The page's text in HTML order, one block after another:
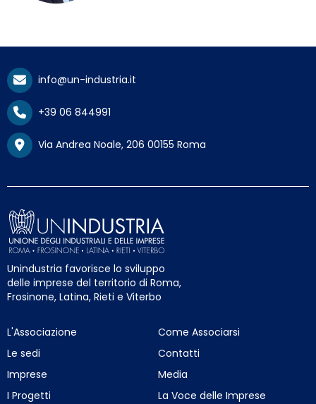
info@un-industria.it
+39 06 844991
Via Andrea Noale, 206 00155 Roma
Unindustria favorisce lo sviluppo
delle imprese del territorio di Roma,
Frosinone, Latina, Rieti e Viterbo
L'Associazione
Le sedi
Imprese
I Progetti
Come Associarsi
Contatti
Media
La Voce delle Imprese